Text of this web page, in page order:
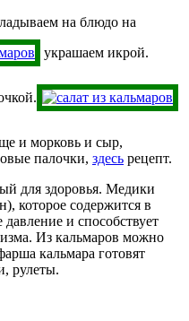
на блюдо на
украшаем икрой.
и морковь и сыр,
палочки, здесь рецепт.
для здоровья. Медики
которое содержится в
и способствует
Из кальмаров можно
кальмара готовят
рулеты.